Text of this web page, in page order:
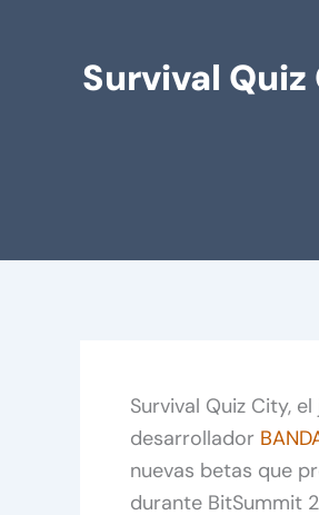
Survival
Survival Quiz City,
desarrollador
nuevas betas que
durante BitSummit